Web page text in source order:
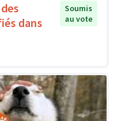
dans
Soumis
au vote